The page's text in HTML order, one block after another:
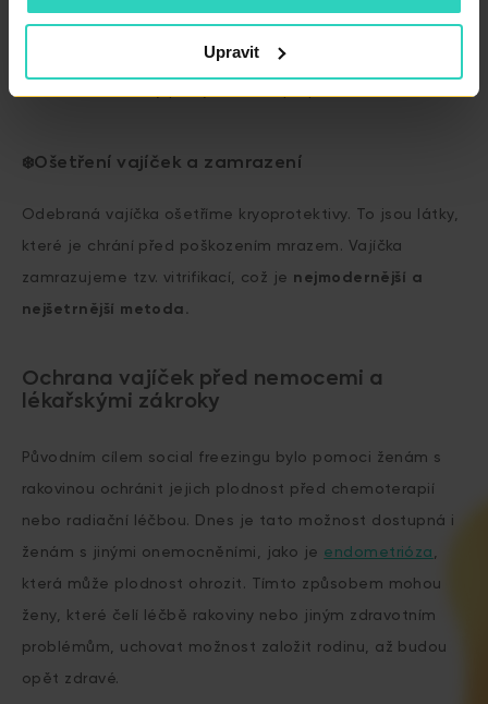
Upravit
❄️Ošetření vajíček a zamrazení
Odebraná vajíčka ošetříme kryoprotektivy. To jsou látky,
které je chrání před poškozením mrazem. Vajíčka
zamrazujeme tzv. vitrifikací, což je nejmodernější a
nejšetrnější metoda.
Ochrana vajíček před nemocemi a
lékařskými zákroky
Původním cílem social freezingu bylo pomoci ženám s
rakovinou ochránit jejich plodnost před chemoterapií
nebo radiační léčbou. Dnes je tato možnost dostupná i
ženám s jinými onemocněními, jako je endometrióza,
která může plodnost ohrozit. Tímto způsobem mohou
ženy, které čelí léčbě rakoviny nebo jiným zdravotním
problémům, uchovat možnost založit rodinu, až budou
opět zdravé.